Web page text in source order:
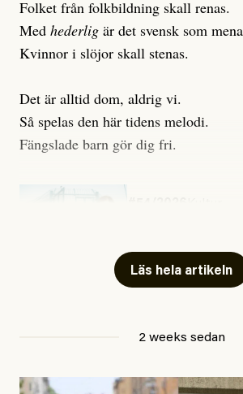
Folket från folkbildning skall renas.
Med hederlig är det svensk som
Kvinnor i slöjor skall stenas.
Det är alltid dom, aldrig vi.
Så spelas den här tidens melodi.
Fängslade barn gör dig fri.
Läs hela artikeln
2 weeks sedan